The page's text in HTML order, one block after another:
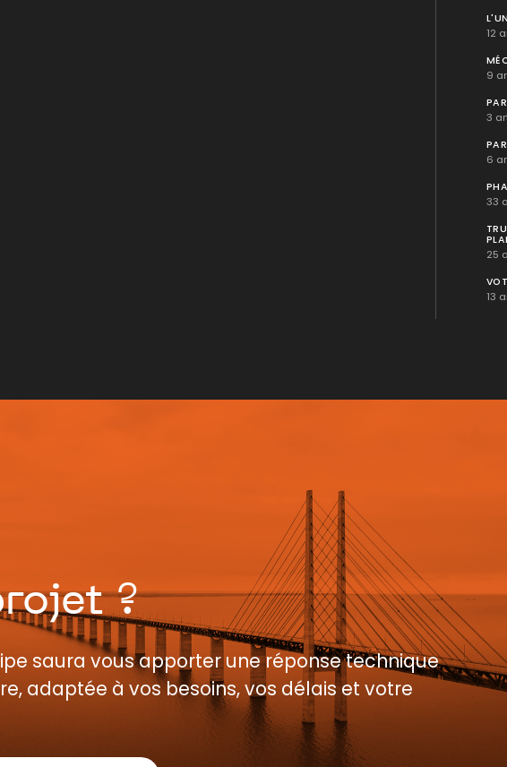
12
9
3
6
33
25
13
?
saura vous apporter une réponse technique
adaptée à vos besoins, vos délais et votre